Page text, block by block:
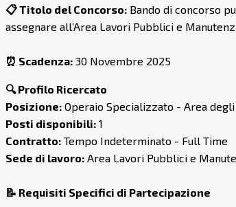
📋 Titolo del Concorso: Bando di concorso
assegnare all’Area Lavori Pubblici e
⏰ Scadenza: 30 Novembre 2025
🔍 Profilo Ricercato
Posizione: Operaio Specializzato - Area
Posti disponibili: 1
Contratto: Tempo Indeterminato - Full Time
Sede di lavoro: Area Lavori Pubblici e
📝 Requisiti Specifici di Partecipazione